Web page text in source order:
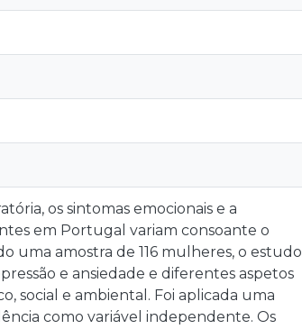
os sintomas emocionais e a
em Portugal variam consoante o
uma amostra de 116 mulheres, o estudo
e ansiedade e diferentes aspetos
social e ambiental. Foi aplicada uma
como variável independente. Os